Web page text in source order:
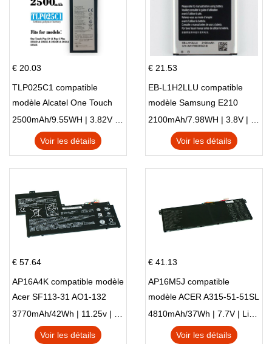
€ 20.03
TLP025C1 compatible
modèle Alcatel One Touch
Pop 4 Plus OT-5056D
2500mAh/9.55WH | 3.82V | Li-ion ...
Voir les détails
€ 21.53
EB-L1H2LLU compatible
modèle Samsung E210
E210K i939
2100mAh/7.98WH | 3.8V | Li-ion ...
Voir les détails
€ 57.64
AP16A4K compatible modèle
Acer SF113-31 AO1-132
NE132
3770mAh/42Wh | 11.25v | Li-ion ...
Voir les détails
€ 41.13
AP16M5J compatible
modèle ACER A315-51-51SL
N17Q1 SERIES
4810mAh/37Wh | 7.7V | Li-ion ...
Voir les détails